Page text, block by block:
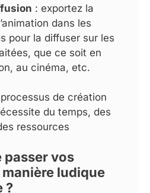
: exportez la
dans les
pour la diffuser sur les
que ce soit en
au cinéma, etc.
de création
du temps, des
ressources
passer vos
ludique
?​